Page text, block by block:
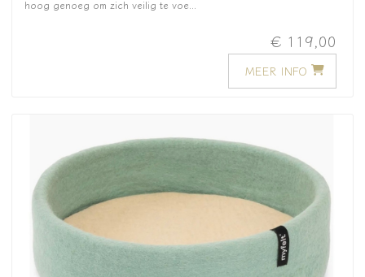
hoog genoeg om zich veilig te voe...
€ 119,00
MEER INFO